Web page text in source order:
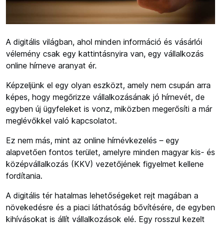
A digitális világban, ahol minden információ és vásárlói
vélemény csak egy kattintásnyira van, egy vállalkozás
online hírneve aranyat ér.
Képzeljünk el egy olyan eszközt, amely nem csupán arra
képes, hogy megőrizze vállalkozásának jó hírnevét, de
egyben új ügyfeleket is vonz, miközben megerősíti a már
meglévőkkel való kapcsolatot.
Ez nem más, mint az online hírnévkezelés – egy
alapvetően fontos terület, amelyre minden magyar kis- és
középvállalkozás (KKV) vezetőjének figyelmet kellene
fordítania.
A digitális tér hatalmas lehetőségeket rejt magában a
növekedésre és a piaci láthatóság bővítésére, de egyben
kihívásokat is állít vállalkozások elé. Egy rosszul kezelt